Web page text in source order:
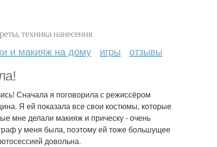
техника нанесения
и макияж на дому игры отзывы
Сначала я поговорила с режиссёром
Я ей показала все свои костюмы, которые
мне делали макияж и прическу - очень
у меня была, поэтому ей тоже большущее
довольна.